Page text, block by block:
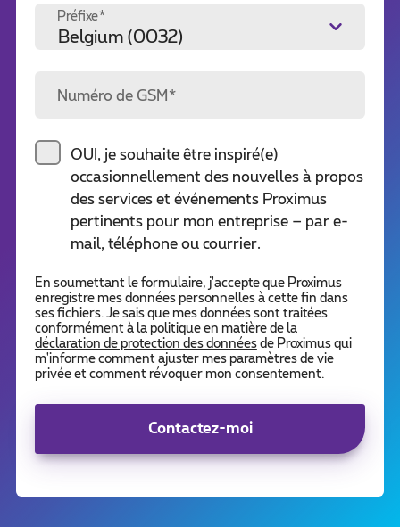
Préfixe*
Numéro de GSM*
OUI, je souhaite être inspiré(e)
occasionnellement des nouvelles à propos
des services et événements Proximus
pertinents pour mon entreprise – par e-
mail, téléphone ou courrier.
En soumettant le formulaire, j'accepte que Proximus
enregistre mes données personnelles à cette fin dans
ses fichiers. Je sais que mes données sont traitées
conformément à la politique en matière de la
déclaration de protection des donnéesde Proximus qui
m'informe comment ajuster mes paramètres de vie
privée et comment révoquer mon consentement.
Contactez-moi